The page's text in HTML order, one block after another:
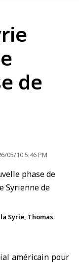
de
05/10 5:46 PM
Syrie, Thomas
américain pour